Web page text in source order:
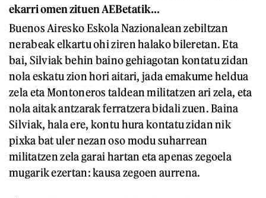
ekarri omen zituen AEBetatik…
Buenos Airesko Eskola Nazionalean zebiltzan
nerabeak elkartu ohi ziren halako bileretan. Eta
bai, Silviak behin baino gehiagotan kontatu zidan
nola eskatu zion hori aitari, jada emakume heldua
zela eta Montoneros taldean militatzen ari zela, eta
nola aitak antzarak ferratzera bidali zuen. Baina
Silviak, hala ere, kontu hura kontatu zidan nik
pixka bat uler nezan oso modu suharrean
militatzen zela garai hartan eta apenas zegoela
mugarik ezertan: kausa zegoen aurrena.